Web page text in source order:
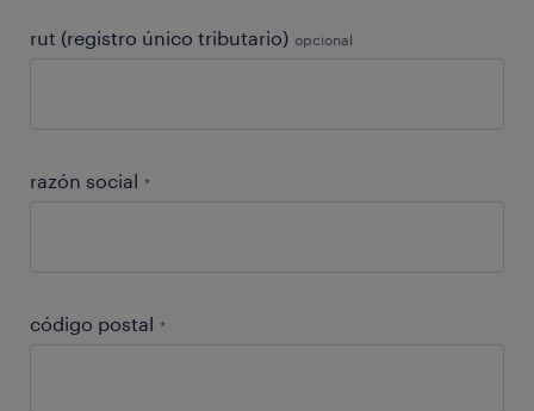
rut (registro único tributario) opcional
razón social *
código postal *